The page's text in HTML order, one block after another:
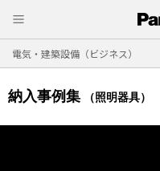
電気・建築設備（ビジネス）
納入事例集 （照明器具）